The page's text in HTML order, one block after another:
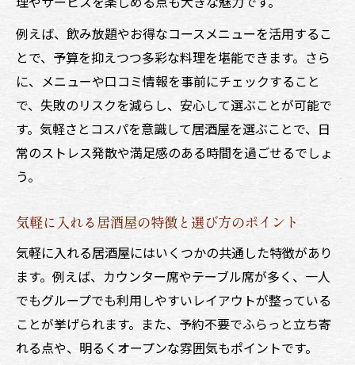
例えば、飲み放題やお得なコースメニューを活用するこ
とで、予算を抑えつつ多彩な料理を堪能できます。さら
に、メニューや口コミ情報を事前にチェックすること
で、失敗のリスクを減らし、安心して選ぶことが可能で
す。気軽さとコスパを意識して居酒屋を選ぶことで、日
常のストレス発散や満足感のある時間を過ごせるでしょ
う。
気軽に入れる居酒屋の特徴と選び方のポイント
気軽に入れる居酒屋にはいくつかの共通した特徴があり
ます。例えば、カウンター席やテーブル席が多く、一人
でもグループでも利用しやすいレイアウトが整っている
ことが挙げられます。また、予約不要でふらっと立ち寄
れる点や、明るくオープンな雰囲気もポイントです。